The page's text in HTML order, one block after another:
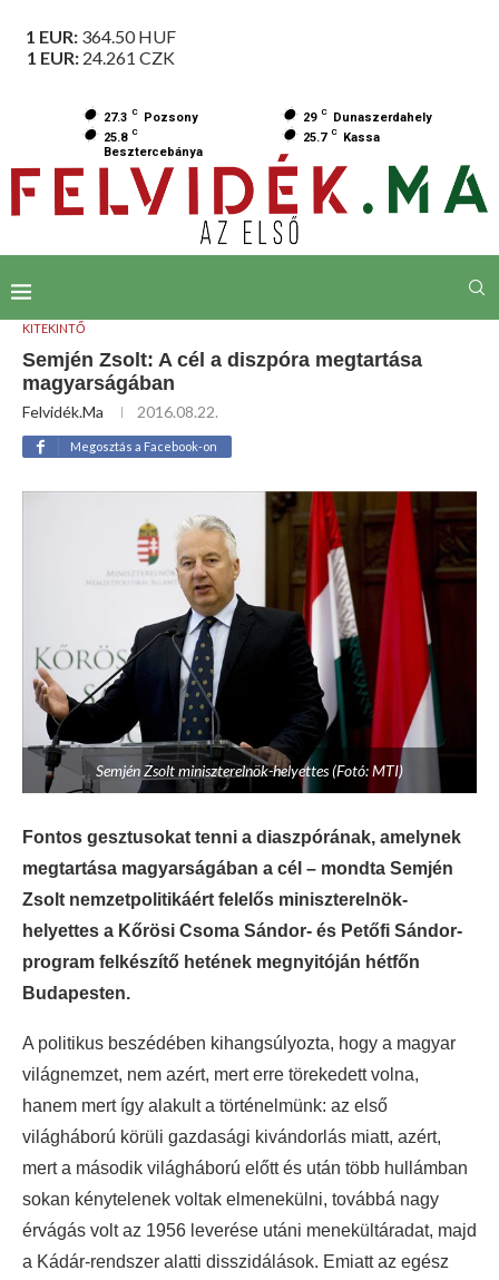
1 EUR: 364.50HUF
1 EUR: 24.261 CZK
27.3 C Pozsony 29 C
Dunaszerdahely
25.8 C
Besztercebánya
25.7 C Kassa
KITEKINTŐ
Semjén Zsolt: A cél a diszpóra megtartása
magyarságában
Felvidék.ma 2016.08.22.
Megosztás a Facebook-on
Semjén Zsolt miniszterelnök-helyettes (Fotó: MTI)
Fontos gesztusokat tenni a diaszpórának, amelynek
megtartása magyarságában a cél – mondta Semjén
Zsolt nemzetpolitikáért felelős miniszterelnök-
helyettes a Kőrösi Csoma Sándor- és Petőfi Sándor-
program felkészítő hetének megnyitóján hétfőn
Budapesten.
A politikus beszédében kihangsúlyozta, hogy a magyar
világnemzet, nem azért, mert erre törekedett volna,
hanem mert így alakult a történelmünk: az első
világháború körüli gazdasági kivándorlás miatt, azért,
mert a második világháború előtt és után több hullámban
sokan kénytelenek voltak elmenekülni, továbbá nagy
érvágás volt az 1956 leverése utáni menekültáradat, majd
a Kádár-rendszer alatti disszidálások. Emiatt az egész